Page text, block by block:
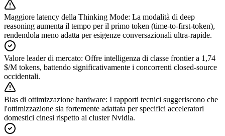
Maggiore latency della Thinking Mode: La modalità di deep
reasoning aumenta il tempo per il primo token (time-to-first-token),
rendendola meno adatta per esigenze conversazionali ultra-rapide.
Valore leader di mercato: Offre intelligenza di classe frontier a 1,74
$/M tokens, battendo significativamente i concorrenti closed-source
occidentali.
Bias di ottimizzazione hardware: I rapporti tecnici suggeriscono che
l'ottimizzazione sia fortemente adattata per specifici acceleratori
domestici cinesi rispetto ai cluster Nvidia.